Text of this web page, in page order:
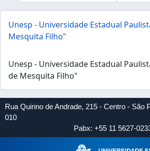
Unesp - Universidade Estadual
Mesquita Filho"
Unesp - Universidade Estadual
de Mesquita Filho"
Rua Quirino de Andrade, 215 - Centro - São
010
Pabx: +55 11 5627-